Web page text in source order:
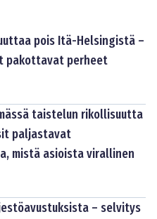
pois Itä-Helsingistä –
pakottavat perheet
taistelun rikollisuutta
paljastavat
mistä asioista virallinen
– selvitys